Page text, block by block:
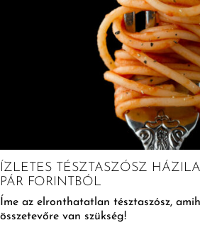
ÍZLETES TÉSZTASZÓSZ
PÁR FORINTBÓL
Íme az elronthatatlan tésztaszósz,
összetevőre van szükség!